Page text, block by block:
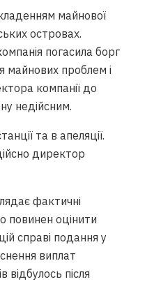
майнової
островах.
погасила борг
майнових проблем і
компанії до
недійсним.
та в апеляції.
директор
фактичні
повинен оцінити
справі подання у
виплат
після